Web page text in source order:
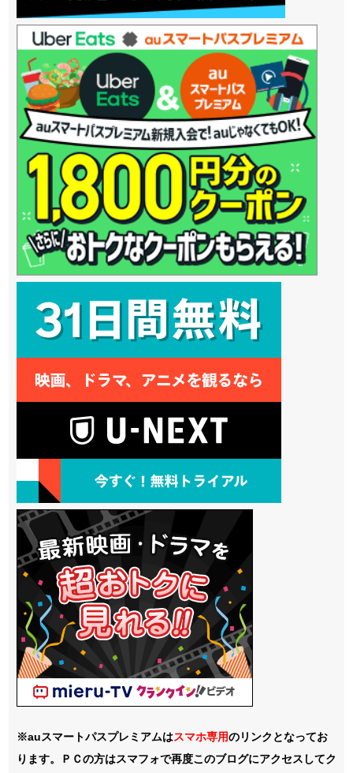
※auスマートパスプレミアムはスマホ専用のリンクとなってお
ります。ＰＣの方はスマフォで再度このブログにアクセスしてク